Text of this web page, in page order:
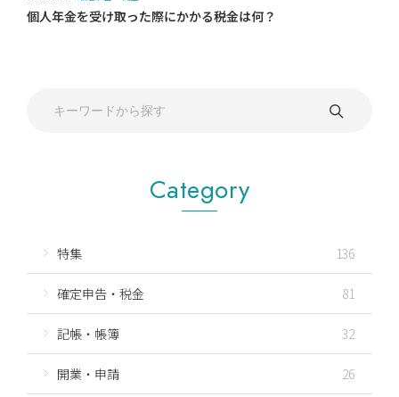
個人年金を受け取った際にかかる税金は何？
Category
特集 136
確定申告・税金 81
記帳・帳簿 32
開業・申請 26